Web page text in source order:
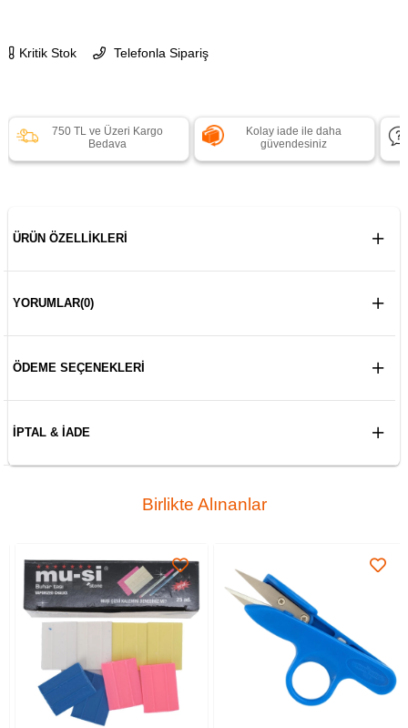
Kritik Stok Telefonla Sipariş
750 TL ve Üzeri Kargo
Bedava
Kolay iade ile daha
güvendesiniz
ÜRÜN ÖZELLIKLERI
YORUMLAR(0)
ÖDEME SEÇENEKLERI
İPTAL & İADE
Birlikte Alınanlar